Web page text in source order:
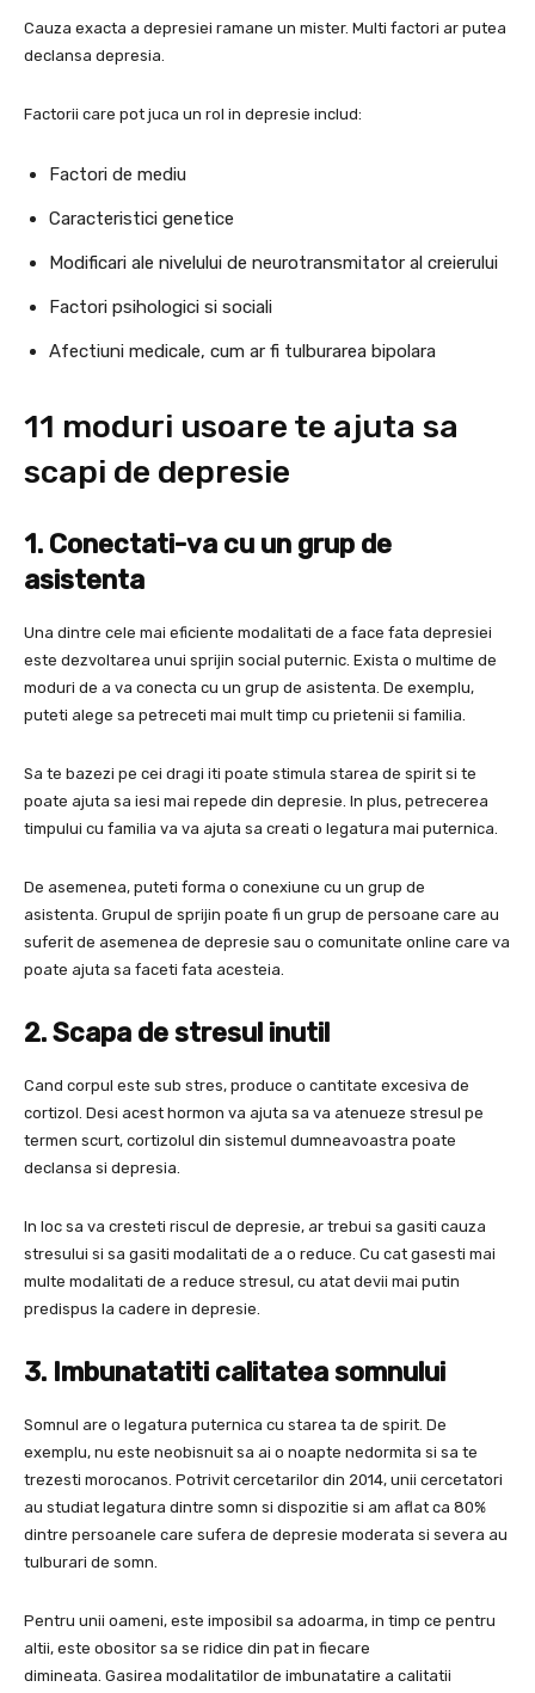
Cauza exacta a depresiei ramane un mister. Multi factori ar putea
declansa depresia.
Factorii care pot juca un rol in depresie includ:
Factori de mediu
Caracteristici genetice
Modificari ale nivelului de neurotransmitator al creierului
Factori psihologici si sociali
Afectiuni medicale, cum ar fi tulburarea bipolara
11 moduri usoare te ajuta sa
scapi de depresie
1. Conectati-va cu un grup de
asistenta
Una dintre cele mai eficiente modalitati de a face fata depresiei
este dezvoltarea unui sprijin social puternic. Exista o multime de
moduri de a va conecta cu un grup de asistenta. De exemplu,
puteti alege sa petreceti mai mult timp cu prietenii si familia.
Sa te bazezi pe cei dragi iti poate stimula starea de spirit si te
poate ajuta sa iesi mai repede din depresie. In plus, petrecerea
timpului cu familia va va ajuta sa creati o legatura mai puternica.
De asemenea, puteti forma o conexiune cu un grup de
asistenta. Grupul de sprijin poate fi un grup de persoane care au
suferit de asemenea de depresie sau o comunitate online care va
poate ajuta sa faceti fata acesteia.
2. Scapa de stresul inutil
Cand corpul este sub stres, produce o cantitate excesiva de
cortizol. Desi acest hormon va ajuta sa va atenueze stresul pe
termen scurt, cortizolul din sistemul dumneavoastra poate
declansa si depresia.
In loc sa va cresteti riscul de depresie, ar trebui sa gasiti cauza
stresului si sa gasiti modalitati de a o reduce. Cu cat gasesti mai
multe modalitati de a reduce stresul, cu atat devii mai putin
predispus la cadere in depresie.
3. Imbunatatiti calitatea somnului
Somnul are o legatura puternica cu starea ta de spirit. De
exemplu, nu este neobisnuit sa ai o noapte nedormita si sa te
trezesti morocanos. Potrivit cercetarilor din 2014, unii cercetatori
au studiat legatura dintre somn si dispozitie si am aflat ca 80%
dintre persoanele care sufera de depresie moderata si severa au
tulburari de somn.
Pentru unii oameni, este imposibil sa adoarma, in timp ce pentru
altii, este obositor sa se ridice din pat in fiecare
dimineata. Gasirea modalitatilor de imbunatatire a calitatii